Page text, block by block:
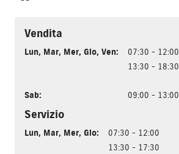
Vendita
Lun, Mar, Mer, Gio, Ven:
07:30 - 12:00
13:30 - 18:30
Sab: 09:00 - 13:00
Servizio
Lun, Mar, Mer, Gio:
07:30 - 12:00
13:30 - 17:30